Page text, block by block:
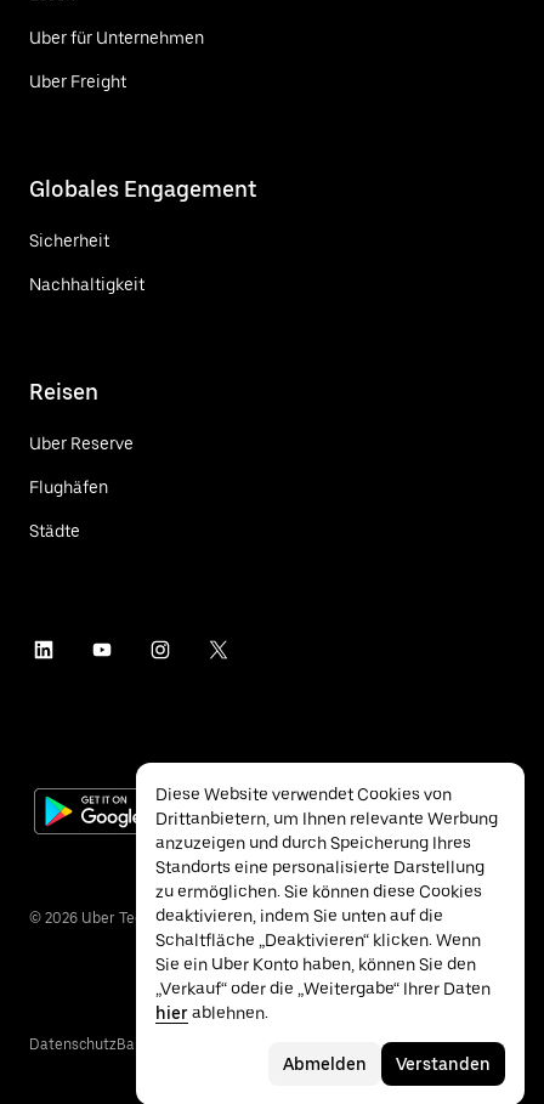
Uber für Unternehmen
Uber Freight
Globales Engagement
Sicherheit
Nachhaltigkeit
Reisen
Uber Reserve
Flughäfen
Städte
© 2026 Uber Technologies Inc.
DatenschutzBarrierefreiheit
Diese Website verwendet Cookies von
Drittanbietern, um Ihnen relevante Werbung
anzuzeigen und durch Speicherung Ihres
Standorts eine personalisierte Darstellung
zu ermöglichen. Sie können diese Cookies
deaktivieren, indem Sie unten auf die
Schaltfläche „Deaktivieren“ klicken. Wenn
Sie ein Uber Konto haben, können Sie den
„Verkauf“ oder die „Weitergabe“ Ihrer Daten
hierablehnen.
Abmelden Verstanden